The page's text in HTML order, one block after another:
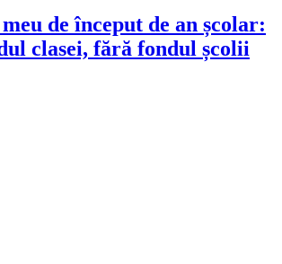
de început de an școlar:
clasei, fără fondul școlii